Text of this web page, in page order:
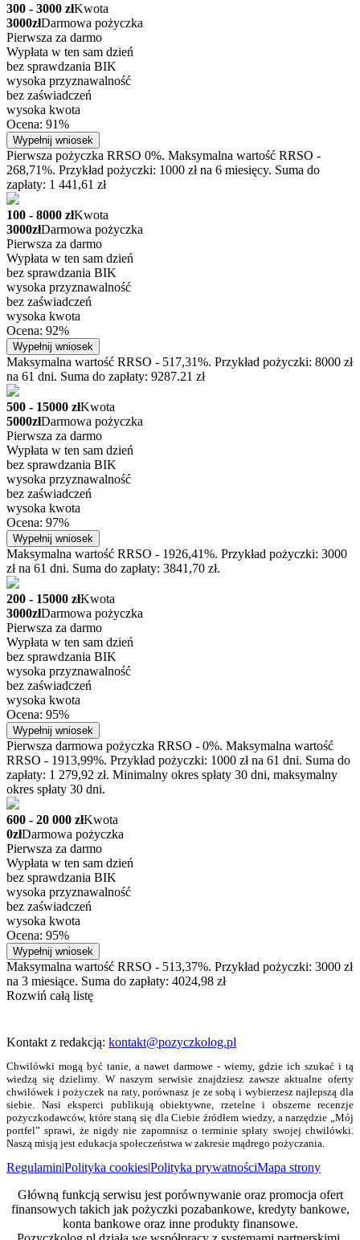
300 - 3000 złKwota
3000złDarmowa pożyczka
Pierwsza za darmo
Wypłata w ten sam dzień
bez sprawdzania BIK
wysoka przyznawalność
bez zaświadczeń
wysoka kwota
Ocena: 91%
Wypełnij wniosek
Pierwsza pożyczka RRSO 0%. Maksymalna wartość RRSO -
268,71%. Przykład pożyczki: 1000 zł na 6 miesięcy. Suma do
zapłaty: 1 441,61 zł
100 - 8000 złKwota
3000złDarmowa pożyczka
Pierwsza za darmo
Wypłata w ten sam dzień
bez sprawdzania BIK
wysoka przyznawalność
bez zaświadczeń
wysoka kwota
Ocena: 92%
Wypełnij wniosek
Maksymalna wartość RRSO - 517,31%. Przykład pożyczki: 8000 zł
na 61 dni. Suma do zapłaty: 9287.21 zł
500 - 15000 złKwota
5000złDarmowa pożyczka
Pierwsza za darmo
Wypłata w ten sam dzień
bez sprawdzania BIK
wysoka przyznawalność
bez zaświadczeń
wysoka kwota
Ocena: 97%
Wypełnij wniosek
Maksymalna wartość RRSO - 1926,41%. Przykład pożyczki: 3000
zł na 61 dni. Suma do zapłaty: 3841,70 zł.
200 - 15000 złKwota
3000złDarmowa pożyczka
Pierwsza za darmo
Wypłata w ten sam dzień
bez sprawdzania BIK
wysoka przyznawalność
bez zaświadczeń
wysoka kwota
Ocena: 95%
Wypełnij wniosek
Pierwsza darmowa pożyczka RRSO - 0%. Maksymalna wartość
RRSO - 1913,99%. Przykład pożyczki: 1000 zł na 61 dni. Suma do
zapłaty: 1 279,92 zł. Minimalny okres spłaty 30 dni, maksymalny
okres spłaty 30 dni.
600 - 20 000 złKwota
0złDarmowa pożyczka
Pierwsza za darmo
Wypłata w ten sam dzień
bez sprawdzania BIK
wysoka przyznawalność
bez zaświadczeń
wysoka kwota
Ocena: 95%
Wypełnij wniosek
Maksymalna wartość RRSO - 513,37%. Przykład pożyczki: 3000 zł
na 3 miesiące. Suma do zapłaty: 4024,98 zł
Rozwiń całą listę
Kontakt z redakcją: kontakt@pozyczkolog.pl
Chwilówki mogą być tanie, a nawet darmowe - wiemy, gdzie ich szukać i tą
wiedzą się dzielimy. W naszym serwisie znajdziesz zawsze aktualne oferty
chwilówek i pożyczek na raty, porównasz je ze sobą i wybierzesz najlepszą dla
siebie. Nasi eksperci publikują obiektywne, rzetelne i obszerne recenzje
pożyczkodawców, które staną się dla Ciebie źródłem wiedzy, a narzędzie „Mój
portfel” sprawi, że nigdy nie zapomnisz o terminie spłaty swojej chwilówki.
Naszą misją jest edukacja społeczeństwa w zakresie mądrego pożyczania.
Regulamin|Polityka cookies|Polityka prywatnościMapa strony
Główną funkcją serwisu jest porównywanie oraz promocja ofert
finansowych takich jak pożyczki pozabankowe, kredyty bankowe,
konta bankowe oraz inne produkty finansowe.